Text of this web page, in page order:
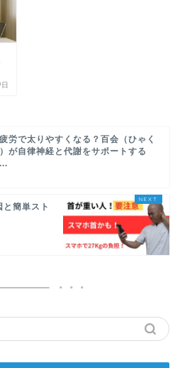
労で太りやすくなる？百会（ひゃく
が自律神経と代謝をサポートする
簡単スト